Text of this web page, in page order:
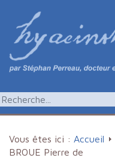
Vous êtes ici : Accueil
BROUE Pierre de